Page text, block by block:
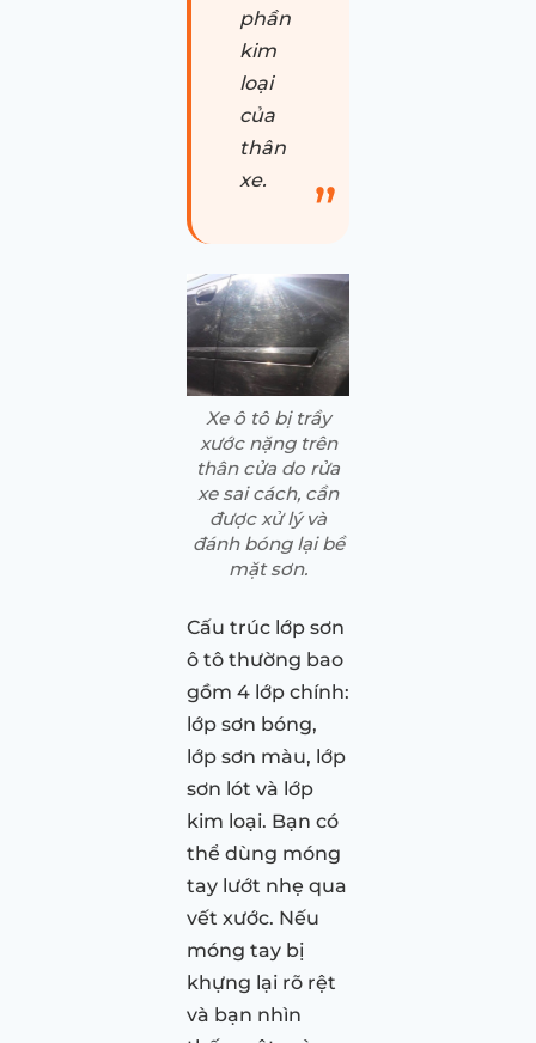
phần
kim
loại
của
thân
xe.
Xe ô tô bị trầy
xước nặng trên
thân cửa do rửa
xe sai cách, cần
được xử lý và
đánh bóng lại bề
mặt sơn.
Cấu trúc lớp sơn
ô tô thường bao
gồm 4 lớp chính:
lớp sơn bóng,
lớp sơn màu, lớp
sơn lót và lớp
kim loại. Bạn có
thể dùng móng
tay lướt nhẹ qua
vết xước. Nếu
móng tay bị
khựng lại rõ rệt
và bạn nhìn